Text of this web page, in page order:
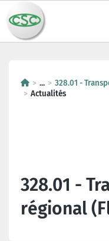
...
328.01 -
Actualités
328.01 -
régional